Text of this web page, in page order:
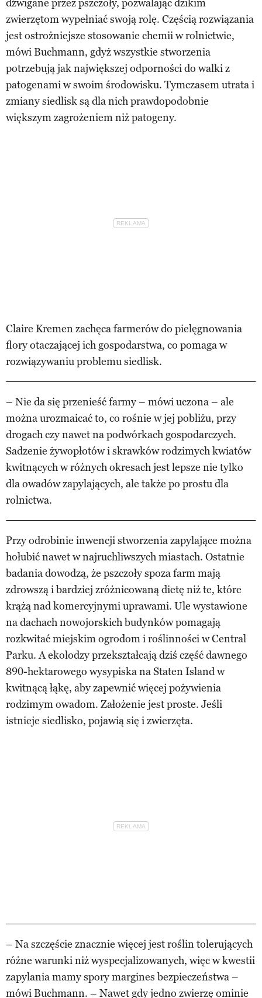
dźwigane przez pszczoły, pozwalając dzikim
zwierzętom wypełniać swoją rolę. Częścią rozwiązania
jest ostrożniejsze stosowanie chemii w rolnictwie,
mówi Buchmann, gdyż wszystkie stworzenia
potrzebują jak największej odporności do walki z
patogenami w swoim środowisku. Tymczasem utrata i
zmiany siedlisk są dla nich prawdopodobnie
większym zagrożeniem niż patogeny.
Claire Kremen zachęca farmerów do pielęgnowania
flory otaczającej ich gospodarstwa, co pomaga w
rozwiązywaniu problemu siedlisk.
– Nie da się przenieść farmy – mówi uczona – ale
można urozmaicać to, co rośnie w jej pobliżu, przy
drogach czy nawet na podwórkach gospodarczych.
Sadzenie żywopłotów i skrawków rodzimych kwiatów
kwitnących w różnych okresach jest lepsze nie tylko
dla owadów zapylających, ale także po prostu dla
rolnictwa.
Przy odrobinie inwencji stworzenia zapylające można
hołubić nawet w najruchliwszych miastach. Ostatnie
badania dowodzą, że pszczoły spoza farm mają
zdrowszą i bardziej zróżnicowaną dietę niż te, które
krążą nad komercyjnymi uprawami. Ule wystawione
na dachach nowojorskich budynków pomagają
rozkwitać miejskim ogrodom i roślinności w Central
Parku. A ekolodzy przekształcają dziś część dawnego
890-hektarowego wysypiska na Staten Island w
kwitnącą łąkę, aby zapewnić więcej pożywienia
rodzimym owadom. Założenie jest proste. Jeśli
istnieje siedlisko, pojawią się i zwierzęta.
– Na szczęście znacznie więcej jest roślin tolerujących
różne warunki niż wyspecjalizowanych, więc w kwestii
zapylania mamy spory margines bezpieczeństwa –
mówi Buchmann. – Nawet gdy jedno zwierzę ominie